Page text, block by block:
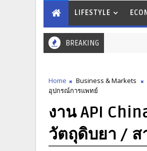
LIFESTYLE
BREAKING
Home Business & Markets
อุปกรณ์การแพทย์
งาน API
วัตถุดิบยา /